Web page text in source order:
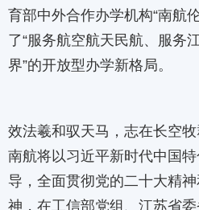
育部中外合作办学机构“南航
了“服务航空航天民航、服务
界”的开放型办学新格局。
效法羲和驭天马，志在长空牧
南航将以习近平新时代中国
导，全面贯彻党的二十大精
神，在工信部党组、江苏省